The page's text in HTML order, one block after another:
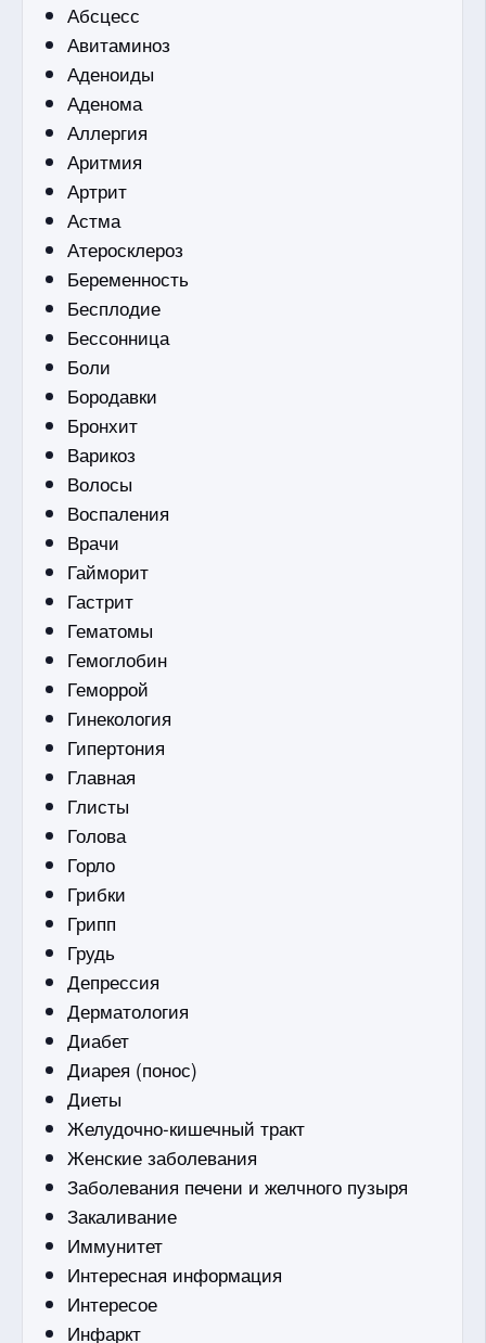
Абсцесс
Авитаминоз
Аденоиды
Аденома
Аллергия
Аритмия
Артрит
Астма
Атеросклероз
Беременность
Бесплодие
Бессонница
Боли
Бородавки
Бронхит
Варикоз
Волосы
Воспаления
Врачи
Гайморит
Гастрит
Гематомы
Гемоглобин
Геморрой
Гинекология
Гипертония
Главная
Глисты
Голова
Горло
Грибки
Грипп
Грудь
Депрессия
Дерматология
Диабет
Диарея (понос)
Диеты
Желудочно-кишечный тракт
Женские заболевания
Заболевания печени и желчного пузыря
Закаливание
Иммунитет
Интересная информация
Интересое
Инфаркт